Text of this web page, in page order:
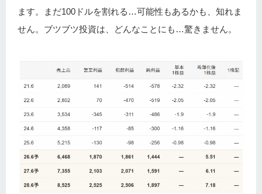
ます。まだ100ドルを割れる…可能性もあるかも、知れま
せん。ブツブツ投資は、どんなことにも…驚きません。